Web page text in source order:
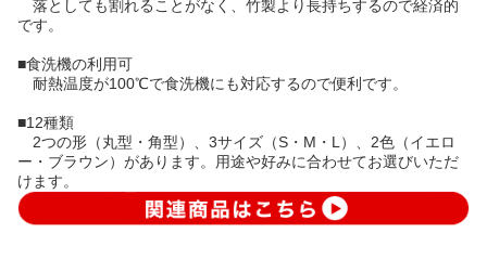
落としても割れることがなく、竹製より長持ちするので経済的
です。
■食洗機の利用可
耐熱温度が100℃で食洗機にも対応するので便利です。
■12種類
2つの形（丸型・角型）、3サイズ（S・M・L）、2色（イエロ
ー・ブラウン）があります。用途や好みに合わせてお選びいただ
けます。